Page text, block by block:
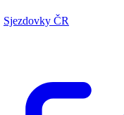
Sjezdovky ČR